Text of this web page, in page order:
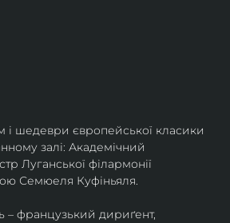
шедеври європейської класики
залі: Академічний
Луганської філармонії
Семюеля Куфіньяля.
– французький дириґент,